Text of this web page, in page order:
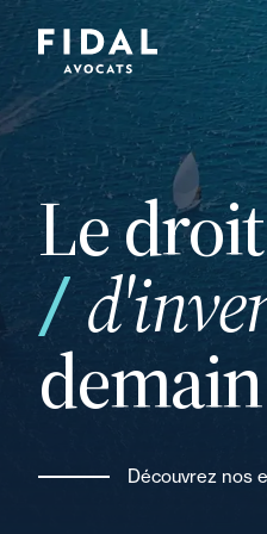
Aller
au
contenu
principalRechercher un mot clé,
Le droit
Découvrez nos